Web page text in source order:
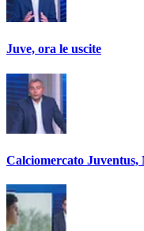
Juve, ora le uscite
Calciomercato